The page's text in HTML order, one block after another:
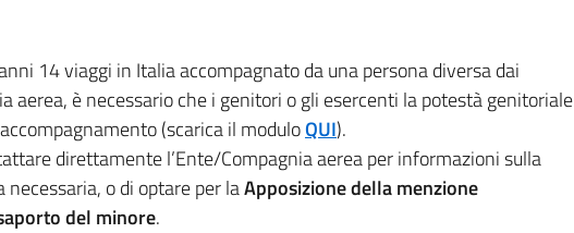
14 viaggi in Italia accompagnato da una persona diversa dai
aerea, è necessario che i genitori o gli esercenti la potestà genitoriale
(scarica il moduloQUI).
direttamente l’Ente/Compagnia aerea per informazioni sulla
o di optare per laApposizione della menzione
del minore.